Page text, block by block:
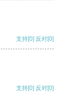
支持[0] 反对[0]
支持[0] 反对[0]